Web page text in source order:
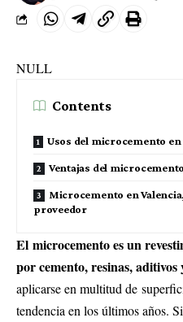
NULL
Contents
Usos del microcemento
Ventajas del
Microcemento en
proveedor
El microcemento es un
por cemento, resinas,
aplicarse en multitud de
tendencia en los últimos años.